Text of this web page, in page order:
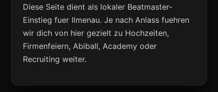
Diese Seite dient als lokaler Beatmaster-
Einstieg fuer Ilmenau. Je nach Anlass fuehren
wir dich von hier gezielt zu Hochzeiten,
Firmenfeiern, Abiball, Academy oder
Recruiting weiter.